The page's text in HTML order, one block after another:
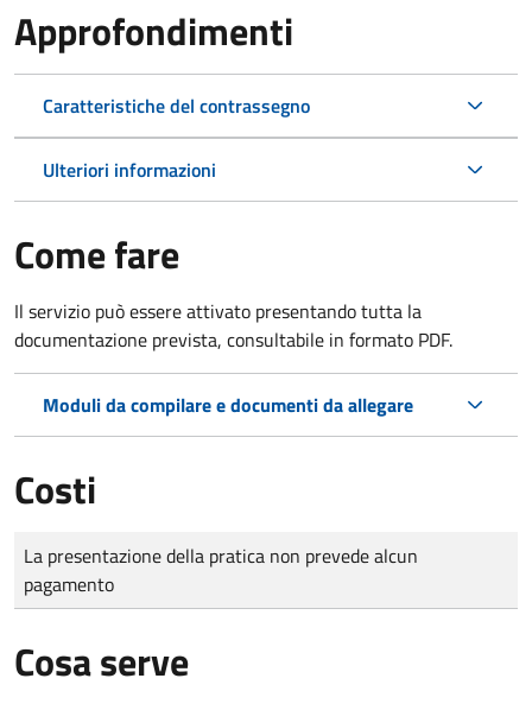
Approfondimenti
Caratteristiche del contrassegno
Ulteriori informazioni
Come fare
Il servizio può essere attivato presentando tutta la
documentazione prevista, consultabile in formato PDF.
Moduli da compilare e documenti da allegare
Costi
Tipo di pagamento
Importo
La presentazione della pratica non prevede alcun
pagamento
Cosa serve